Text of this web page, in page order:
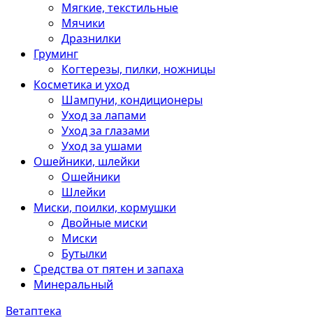
Мягкие, текстильные
Мячики
Дразнилки
Груминг
Когтерезы, пилки, ножницы
Косметика и уход
Шампуни, кондиционеры
Уход за лапами
Уход за глазами
Уход за ушами
Ошейники, шлейки
Ошейники
Шлейки
Миски, поилки, кормушки
Двойные миски
Миски
Бутылки
Средства от пятен и запаха
Минеральный
Ветаптека